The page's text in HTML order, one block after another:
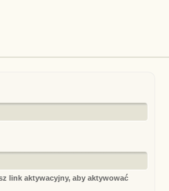
link aktywacyjny, aby aktywować